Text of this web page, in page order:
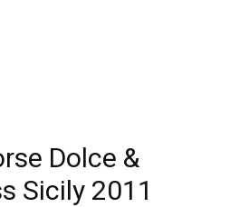
Dolce &
Sicily 2011